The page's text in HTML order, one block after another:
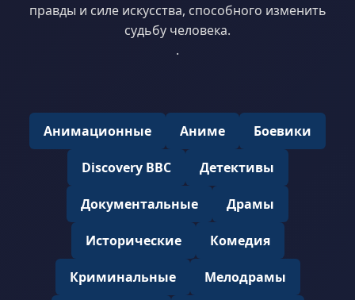
правды и силе искусства, способного изменить
судьбу человека.
.
Анимационные Аниме Боевики
Discovery BBC Детективы
Документальные Драмы
Исторические Комедия
Криминальные Мелодрамы